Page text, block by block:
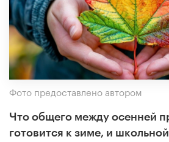
Фото предоставлено автором
Что общего между осенней
готовится к зиме, и